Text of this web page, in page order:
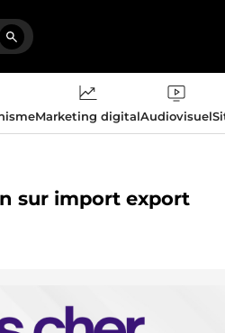
Marketing digitalAudiovisuel
sur import export